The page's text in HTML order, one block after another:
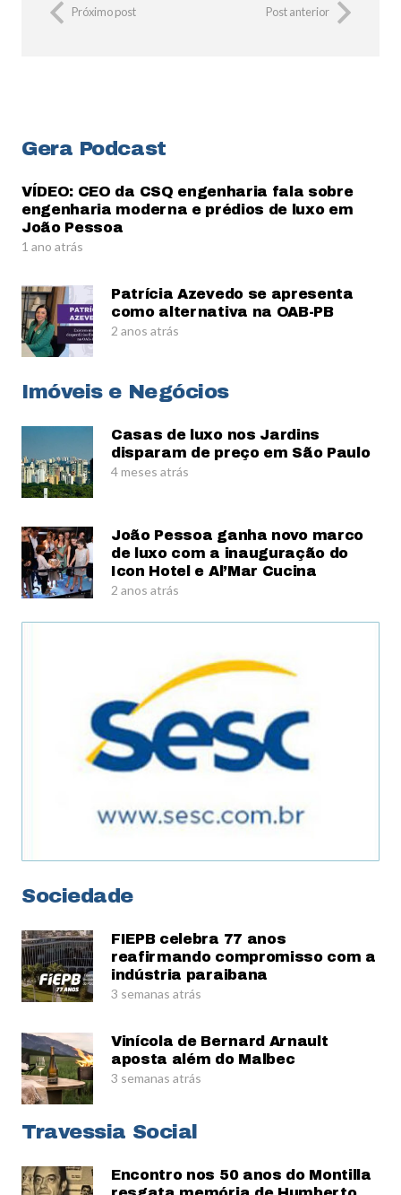
Próximo post Post anterior
Gera Podcast
VÍDEO: CEO da CSQ engenharia fala sobre
engenharia moderna e prédios de luxo em
João Pessoa
1 ano atrás
Patrícia Azevedo se apresenta
como alternativa na OAB-PB
2 anos atrás
Imóveis e Negócios
Casas de luxo nos Jardins
disparam de preço em São Paulo
4 meses atrás
João Pessoa ganha novo marco
de luxo com a inauguração do
Icon Hotel e Al’Mar Cucina
2 anos atrás
Sociedade
FIEPB celebra 77 anos
reafirmando compromisso com a
indústria paraibana
3 semanas atrás
Vinícola de Bernard Arnault
aposta além do Malbec
3 semanas atrás
Travessia Social
Encontro nos 50 anos do Montilla